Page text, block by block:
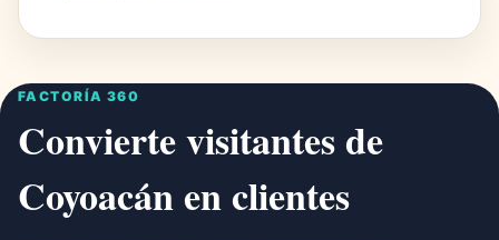
FACTORÍA 360
Convierte visitantes de
Coyoacán en clientes